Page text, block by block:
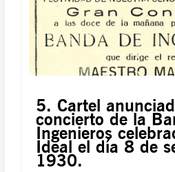
5. Cartel
concierto de la
Ingenieros
Ideal el día 8 de
1930.